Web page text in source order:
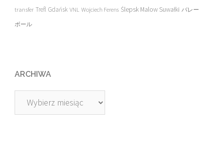
transfer Trefl Gdańsk VNL Wojciech Ferens Ślepsk Malow Suwałki バレー
ボール
ARCHIWA
Archiwa